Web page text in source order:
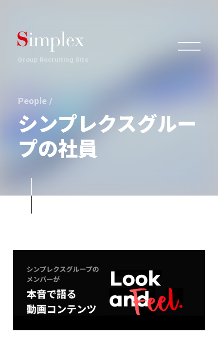
組織
事業
働き方・文化
環境・制度
社員紹介
Group Recruiting Site
People /
シンプレクスグルー
プの社員